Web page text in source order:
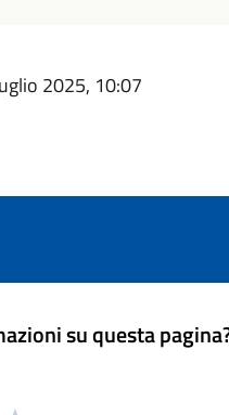
2025, 10:07
su questa